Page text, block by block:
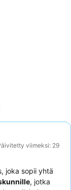
viimeksi: 29
joka sopii yhtä
, jotka